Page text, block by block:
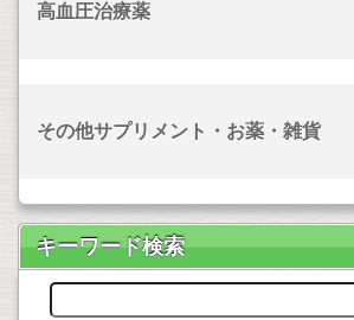
高血圧治療薬
その他サプリメント・お薬・雑貨
キーワード検索